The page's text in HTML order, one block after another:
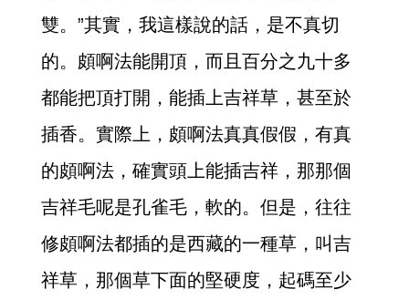
雙。”其實，我這樣說的話，是不真切
的。頗啊法能開頂，而且百分之九十多
都能把頂打開，能插上吉祥草，甚至於
插香。實際上，頗啊法真真假假，有真
的頗啊法，確實頭上能插吉祥，那那個
吉祥毛呢是孔雀毛，軟的。但是，往往
修頗啊法都插的是西藏的一種草，叫吉
祥草，那個草下面的堅硬度，起碼至少